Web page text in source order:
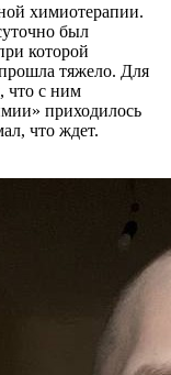
химиотерапии.
был
которой
тяжело. Для
что с ним
приходилось
что ждет.